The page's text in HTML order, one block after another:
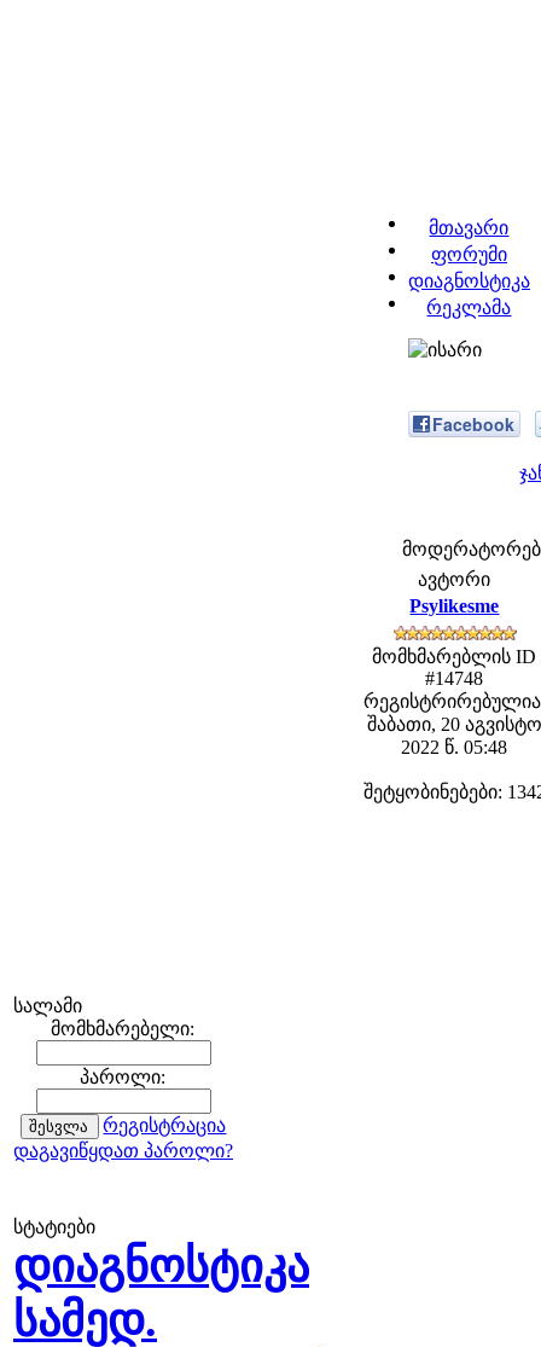
მთავარი
ფორუმი
დიაგნოსტიკა
რეკლამა
სალამი
მომხმარებელი:
პაროლი:
რეგისტრაცია
დაგავიწყდათ პაროლი?
სტატიები
დიაგნოსტიკა
სამედ.
Facebook
ავტორი
Psylikesme
მომხმარებლის ID
#14748
შაბათი, 20 აგვისტო
2022 წ. 05:48
შეტყობინებები: